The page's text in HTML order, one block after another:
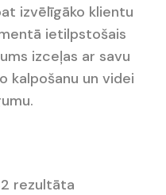
izvēlīgāko klientu
ietilpstošais
izceļas ar savu
kalpošanu un videi
rezultāta